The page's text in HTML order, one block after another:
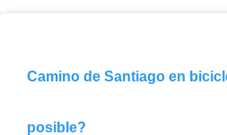
Camino de Santiago en
posible?